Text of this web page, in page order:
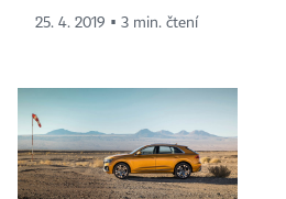
25. 4. 2019 ▪ 3 min. čtení